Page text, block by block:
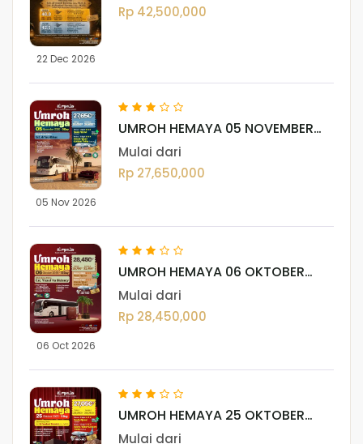
22 Dec 2026
Rp 42,500,000
05 Nov 2026
UMROH HEMAYA 05 NOVEMBER
2026
Mulai dari
Rp 27,650,000
06 Oct 2026
UMROH HEMAYA 06 OKTOBER
2026
Mulai dari
Rp 28,450,000
UMROH HEMAYA 25 OKTOBER
2026
Mulai dari